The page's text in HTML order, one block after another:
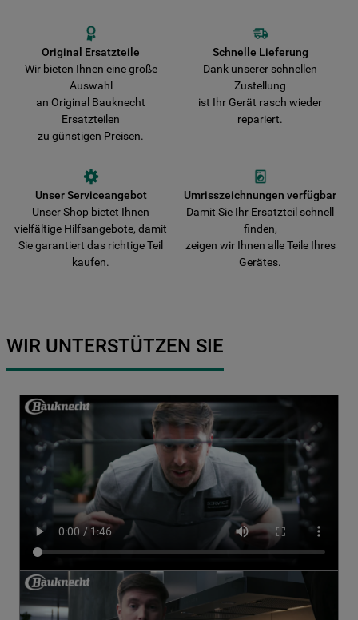
und verkürzen damit die Wartezeit bis zur vollständigen
Wiederherstellung der Funktionsfähigkeit Ihres Gerätes.
Original Ersatzteile
Wir bieten Ihnen eine große
Auswahl
an Original Bauknecht
Ersatzteilen
zu günstigen Preisen.
Schnelle Lieferung
Dank unserer schnellen
Zustellung
ist Ihr Gerät rasch wieder
repariert.
Unser Serviceangebot
Unser Shop bietet Ihnen
vielfältige Hilfsangebote, damit
Sie garantiert das richtige Teil
kaufen.
Umrisszeichnungen verfügbar
Damit Sie Ihr Ersatzteil schnell
finden,
zeigen wir Ihnen alle Teile Ihres
Gerätes.
WIR UNTERSTÜTZEN SIE